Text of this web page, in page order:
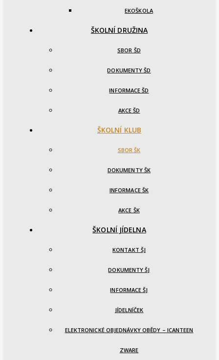
EKOŠKOLA
ŠKOLNÍ DRUŽINA
SBOR ŠD
DOKUMENTY ŠD
INFORMACE ŠD
AKCE ŠD
ŠKOLNÍ KLUB
SBOR ŠK
DOKUMENTY ŠK
INFORMACE ŠK
AKCE ŠK
ŠKOLNÍ JÍDELNA
KONTAKT ŠJ
DOKUMENTY ŠJ
INFORMACE ŠJ
JÍDELNÍČEK
ELEKTRONICKÉ OBJEDNÁVKY OBĚDY – ICANTEEN
ZWARE